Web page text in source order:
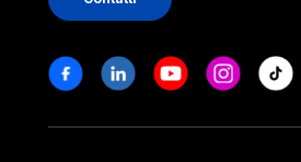
Stay in touch
FacebookLinkedinYoutubeInstagram
Tiktok